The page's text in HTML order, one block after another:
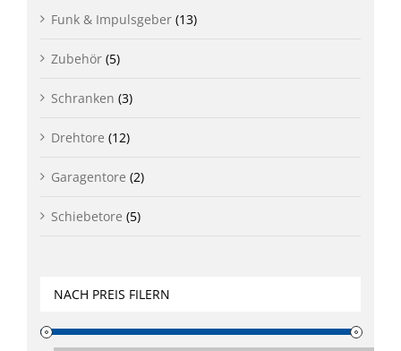
Funk & Impulsgeber (13)
Zubehör (5)
Schranken (3)
Drehtore (12)
Garagentore (2)
Schiebetore (5)
NACH PREIS FILERN